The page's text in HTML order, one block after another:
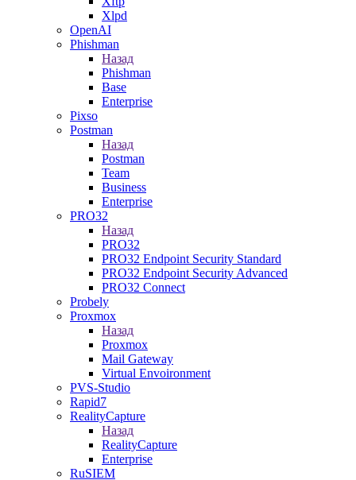
Xlpd
OpenAI
Phishman
Назад
Phishman
Base
Enterprise
Pixso
Postman
Назад
Postman
Team
Business
Enterprise
PRO32
Назад
PRO32
PRO32 Endpoint Security Standard
PRO32 Endpoint Security Advanced
PRO32 Connect
Probely
Proxmox
Назад
Proxmox
Mail Gateway
Virtual Envoironment
PVS-Studio
Rapid7
RealityCapture
Назад
RealityCapture
Enterprise
RuSIEM